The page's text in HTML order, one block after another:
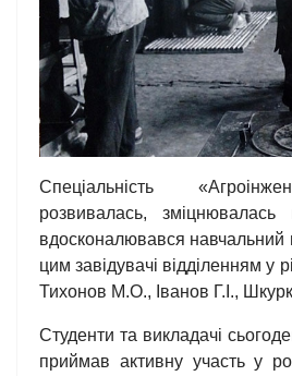
Спеціальність
розвивалась, зміцнювалась
вдосконалювався навчальний
цим завідувачі відділенням у
Тихонов М.О., Іванов Г.І.,
Студенти та викладачі
приймав активну участь у